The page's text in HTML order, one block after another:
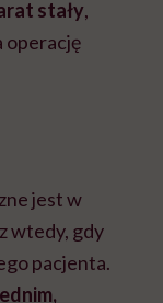
stały,
operację
jest w
wtedy, gdy
pacjenta.